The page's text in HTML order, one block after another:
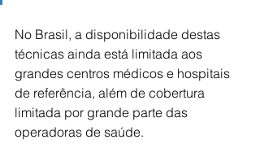
No Brasil, a disponibilidade destas
técnicas ainda está limitada aos
grandes centros médicos e hospitais
de referência, além de cobertura
limitada por grande parte das
operadoras de saúde.